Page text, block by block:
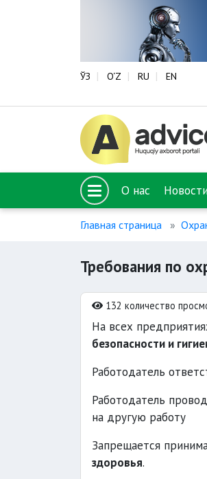
ЎЗ O‘Z RU EN
О нас
Главная страница
Требования по
132 количество
На всех
безопасности и
Работодатель
Работодатель
на другую работу
Запрещается
здоровья.